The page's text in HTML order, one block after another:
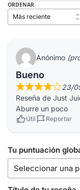
ORDENAR
Anónimo
Bueno
23/
Reseña de Just
Aburre un poco
Útil Reportar
Tu puntuación